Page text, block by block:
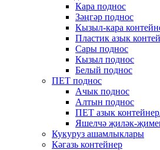
Кара поднос
Зәңгәр поднос
Кызыл-кара
Пластик азык
Сары поднос
Кызыл поднос
Белый поднос
ПЕТ поднос
Ачык поднос
Алтын поднос
ПЕТ азык
Яшелчә җиләк-
Кукуруз ашамлыклары
Кәгазь контейнер